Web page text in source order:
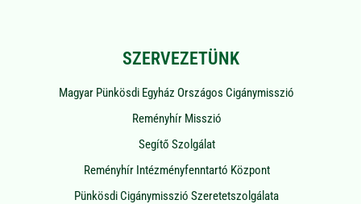
SZERVEZETÜNK
Magyar Pünkösdi Egyház Országos Cigánymisszió
Reményhír Misszió
Segítő Szolgálat
Reményhír Intézményfenntartó Központ
Pünkösdi Cigánymisszió Szeretetszolgálata